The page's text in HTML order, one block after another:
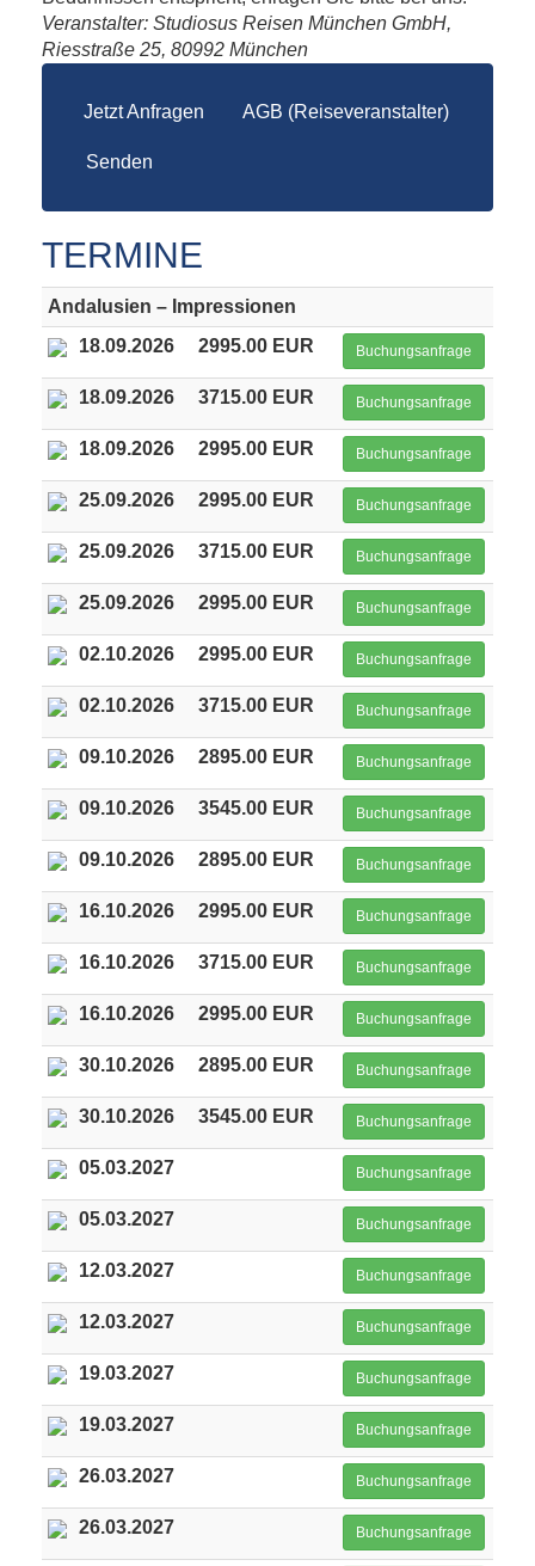
Veranstalter: Studiosus Reisen München GmbH,
Riesstraße 25, 80992 München
Jetzt Anfragen AGB (Reiseveranstalter)
Senden
TERMINE
Andalusien – Impressionen
18.09.2026
2995.00 EUR Buchungsanfrage
18.09.2026 3715.00 EUR Buchungsanfrage
18.09.2026 2995.00 EUR Buchungsanfrage
25.09.2026 2995.00 EUR Buchungsanfrage
25.09.2026 3715.00 EUR Buchungsanfrage
25.09.2026 2995.00 EUR Buchungsanfrage
02.10.2026 2995.00 EUR Buchungsanfrage
02.10.2026 3715.00 EUR Buchungsanfrage
09.10.2026 2895.00 EUR Buchungsanfrage
09.10.2026 3545.00 EUR Buchungsanfrage
09.10.2026 2895.00 EUR Buchungsanfrage
16.10.2026 2995.00 EUR Buchungsanfrage
16.10.2026 3715.00 EUR Buchungsanfrage
16.10.2026 2995.00 EUR Buchungsanfrage
30.10.2026 2895.00 EUR Buchungsanfrage
30.10.2026 3545.00 EUR Buchungsanfrage
05.03.2027 Buchungsanfrage
05.03.2027 Buchungsanfrage
12.03.2027 Buchungsanfrage
12.03.2027 Buchungsanfrage
19.03.2027 Buchungsanfrage
19.03.2027 Buchungsanfrage
26.03.2027 Buchungsanfrage
26.03.2027 Buchungsanfrage